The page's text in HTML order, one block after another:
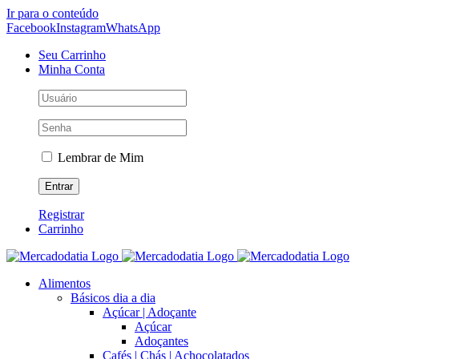
Ir para o conteúdo
FacebookInstagramWhatsApp
Seu Carrinho
Minha Conta
Lembrar de Mim
Registrar
Carrinho
Alimentos
Básicos dia a dia
Açúcar | Adoçante
Açúcar
Adoçantes
Cafés | Chás | Achocolatados